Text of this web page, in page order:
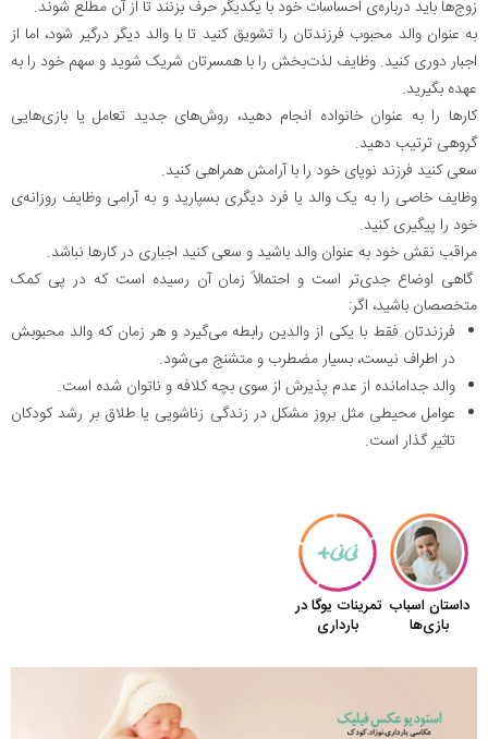
زوج‌ها باید درباره‌ی احساسات خود با یکدیگر حرف بزنند تا از آن مطلع شوند.
به عنوان والد محبوب فرزندتان را تشویق کنید تا با والد دیگر درگیر شود، اما از
اجبار دوری کنید. وظایف لذت‌بخش را با همسرتان شریک شوید و سهم خود را به
عهده بگیرید.
کارها را به عنوان خانواده انجام دهید، روش‌های جدید تعامل یا بازی‌هایی
گروهی ترتیب دهید.
سعی کنید فرزند نوپای خود را با آرامش همراهی کنید.
وظایف خاصی را به یک والد یا فرد دیگری بسپارید و به آرامی وظایف روزانه‌ی
خود را پیگیری کنید.
مراقب نقش خود به عنوان والد باشید و سعی کنید اجباری در کارها نباشد.
گاهی اوضاع جدی‌تر است و احتمالاً زمان آن رسیده است که در پی کمک
متخصصان باشید، اگر:
فرزندتان فقط با یکی از والدین رابطه می‌گیرد و هر زمان که والد محبوبش
در اطراف نیست، بسیار مضطرب و متشنج می‌شود.
والد جدامانده از عدم پذیرش از سوی بچه کلافه و ناتوان شده است.
عوامل محیطی مثل بروز مشکل در زندگی زناشویی یا طلاق بر رشد کودکان
تاثیر گذار است.